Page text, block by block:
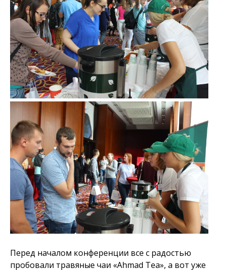
Перед началом конференции все с радостью
пробовали травяные чаи «Ahmad Tea», а вот уже